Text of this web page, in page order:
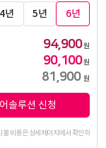
4년 5년 6년
94,900원
90,100원
81,900 원
솔루션 신청
비용은 상세페이지에서 확인하